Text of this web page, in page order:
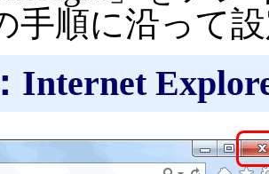
手順に沿って
Internet